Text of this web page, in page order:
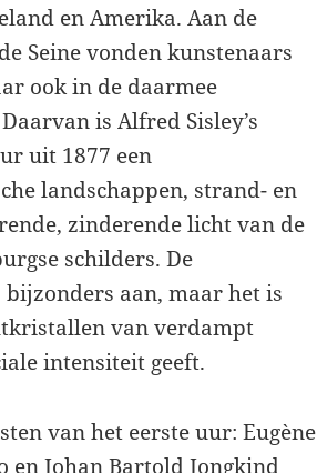
en Amerika. Aan de
Seine vonden kunstenaars
ook in de daarmee
is Alfred Sisley’s
uit 1877 een
landschappen, strand- en
zinderende licht van de
schilders. De
aan, maar het is
van verdampt
intensiteit geeft.
van het eerste uur: Eugène
en Johan Bartold Jongkind